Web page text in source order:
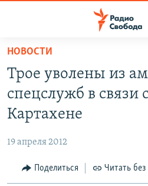
упрощенного
доступа
основному
Вернутся
ПОДКАСТЫ
АВТОРСКИЕ ПРОЕКТЫ
МНЕНИЯ
КУЛЬТУРА
НОВОСТИ
Трое уволены из
спецслужб в связи
Картахене
19 апреля 2012
Поделиться Читать без